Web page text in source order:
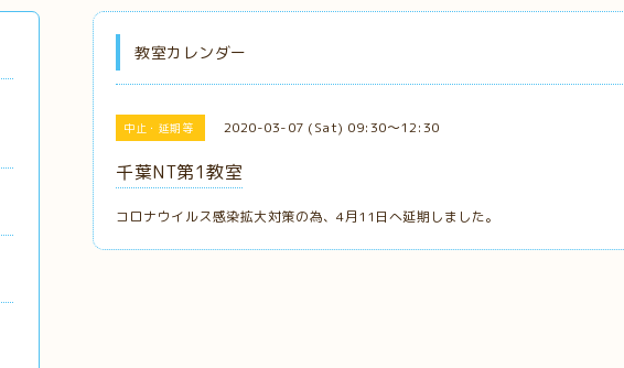
教室カレンダー
中止・延期等 2020-03-07 (Sat) 09:30～12:30
千葉NT第1教室
コロナウイルス感染拡大対策の為、4月11日へ延期しました。